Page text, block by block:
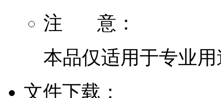
注 意：
本品仅适用于专业用
文件下载：